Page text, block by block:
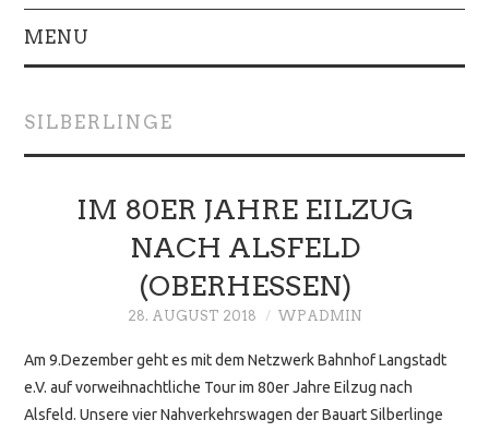
MENU
SILBERLINGE
IM 80ER JAHRE EILZUG
NACH ALSFELD
(OBERHESSEN)
28. AUGUST 2018 WPADMIN
Am 9.Dezember geht es mit dem Netzwerk Bahnhof Langstadt
e.V. auf vorweihnachtliche Tour im 80er Jahre Eilzug nach
Alsfeld. Unsere vier Nahverkehrswagen der Bauart Silberlinge